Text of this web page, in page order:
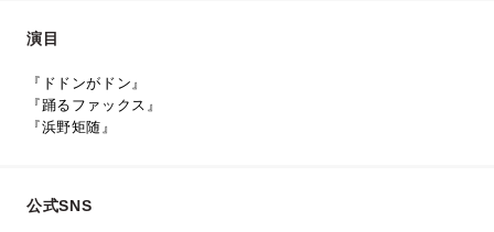
演目
『ドドンがドン』
『踊るファックス』
『浜野矩随』
公式SNS